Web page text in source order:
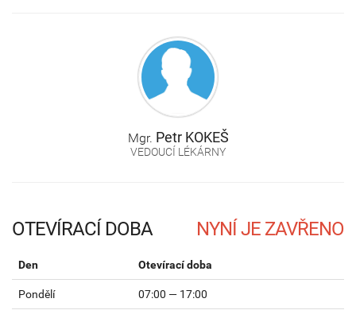
Mgr. Petr KOKEŠ
VEDOUCÍ LÉKÁRNY
OTEVÍRACÍ DOBA
Den Otevírací doba
Pondělí 07:00 — 17:00